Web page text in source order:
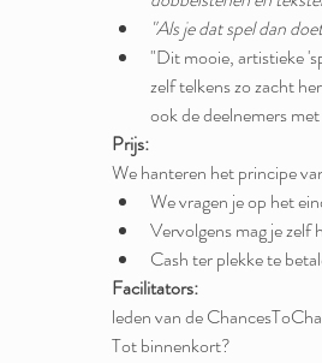
"Als je dat spel dan
"Dit mooie, artistieke
zelf telkens zo zacht
ook de deelnemers
Prijs:
We hanteren het principe
We vragen je op het
Vervolgens mag je zelf
Cash ter plekke te
Facilitators:
leden van de
Tot binnenkort?